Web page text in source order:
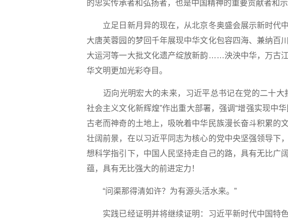
的忠实传承者和弘扬者，也是中国精神的重要贡献者和示
立足日新月异的现在，从北京冬奥盛会展示新时代中
大唐芙蓉园的梦回千年展现中华文化包容四海、兼纳百
大运河等一大批文化遗产绽放新韵……泱泱中华，万古
华文明更加光彩夺目。
迈向光明宏大的未来，习近平总书记在党的二十大
社会主义文化新辉煌”作出重大部署，强调“增强实现中
古老而神奇的土地上，吸吮着中华民族漫长奋斗积累的
壮阔前景，在以习近平同志为核心的党中央坚强领导下
想科学指引下，中国人民坚持走自己的路，具有无比广
蕴，具有无比强大的前进定力！
“问渠那得清如许？为有源头活水来。”
实践已经证明并将继续证明：习近平新时代中国特